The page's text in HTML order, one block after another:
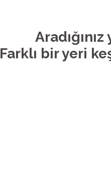
Farklı bir yeri